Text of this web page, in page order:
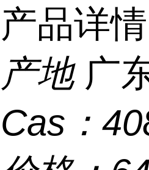
产品详情
产地 广
Cas：